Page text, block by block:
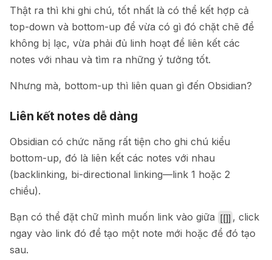
Thật ra thì khi ghi chú, tốt nhất là có thể kết hợp cả
top-down và bottom-up để vừa có gì đó chặt chẽ để
không bị lạc, vừa phải đủ linh hoạt để liên kết các
notes với nhau và tìm ra những ý tưởng tốt.
Nhưng mà, bottom-up thì liên quan gì đến Obsidian?
Liên kết notes dễ dàng
Obsidian có chức năng rất tiện cho ghi chú kiểu
bottom-up, đó là liên kết các notes với nhau
(backlinking, bi-directional linking—link 1 hoặc 2
chiều).
Bạn có thể đặt chữ mình muốn link vào giữa [[]] , click
ngay vào link đó để tạo một note mới hoặc để đó tạo
sau.